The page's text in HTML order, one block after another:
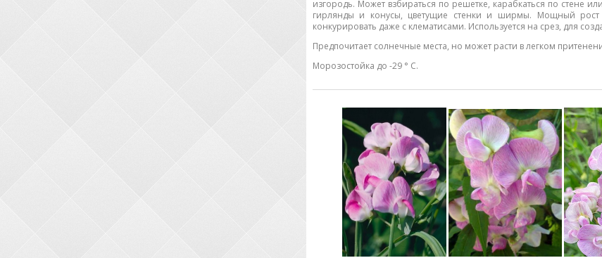
изгородь. Может взбираться по решетке, карабкаться по стене
гирлянды и конусы, цветущие стенки и ширмы. Мощный рост
конкурировать даже с клематисами. Используется на срез, для
Предпочитает солнечные места, но может расти в легком
Морозостойка до -29 ° C.